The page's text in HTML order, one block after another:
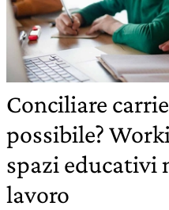
Conciliare
possibile?
spazi educativi
lavoro